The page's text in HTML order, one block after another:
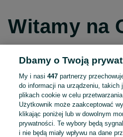
Witamy na
Kontynuuj
Kontynuuj
Kontynuuj
Dbamy o Twoją
My i nasi447 partnerzy
do informacji na urządzeniu,
plikach cookie w celu
Użytkownik może zaakceptować
klikając poniżej lub w dowolnym
prywatności. Te wybory będą
i nie będą miały wpływu na dane